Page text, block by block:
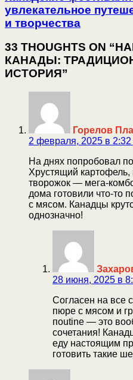
увлекательное
и творчества
33 THOUGHTS ON
КАНАДЫ:
ИСТОРИЯ”
Горелов
2 февраля, 2025 в 2:32
На днях попробовал
Хрустящий
творожок — мега-
дома готовили что-то
с мясом. Канадцы
однозначно!
28 июня, 2025 в
Согласен на все
пюре с мясом и
пoutine — это
сочетания!
еду настоящим
готовить такие